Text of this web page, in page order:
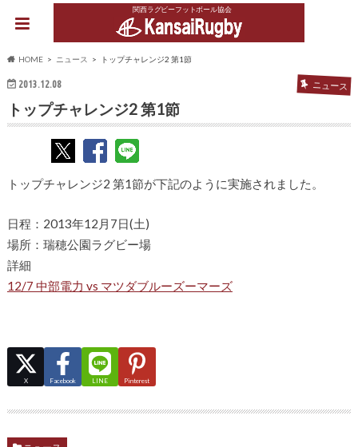
関西ラグビーフットボール協会
HOME ニュース トップチャレンジ2 第1節
2013.12.08 ニュース
トップチャレンジ2 第1節
トップチャレンジ2 第1節が下記のように実施されました。
日程：2013年12月7日(土)
場所：瑞穂公園ラグビー場
詳細
12/7 中部電力 vs マツダブルーズーマーズ
X Facebook LINE Pinterest